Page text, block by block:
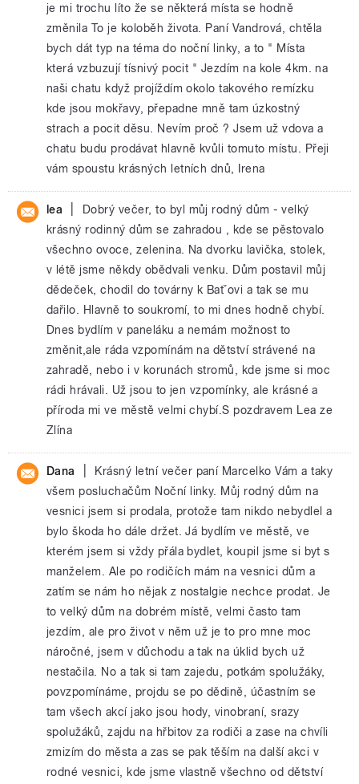
je mi trochu líto že se některá místa se hodně
změnila To je koloběh života. Paní Vandrová, chtěla
bych dát typ na téma do noční linky, a to " Místa
která vzbuzují tísnivý pocit " Jezdím na kole 4km. na
naši chatu když projíždím okolo takového remízku
kde jsou mokřavy, přepadne mně tam úzkostný
strach a pocit děsu. Nevím proč ? Jsem už vdova a
chatu budu prodávat hlavně kvůli tomuto místu. Přeji
vám spoustu krásných letních dnů, Irena
lea
Dobrý večer, to byl můj rodný dům - velký
krásný rodinný dům se zahradou , kde se pěstovalo
všechno ovoce, zelenina. Na dvorku lavička, stolek,
v létě jsme někdy obědvali venku. Dům postavil můj
dědeček, chodil do továrny k Batˇovi a tak se mu
dařilo. Hlavně to soukromí, to mi dnes hodně chybí.
Dnes bydlím v paneláku a nemám možnost to
změnit,ale ráda vzpomínám na dětství strávené na
zahradě, nebo i v korunách stromů, kde jsme si moc
rádi hrávali. Už jsou to jen vzpomínky, ale krásné a
příroda mi ve městě velmi chybí.S pozdravem Lea ze
Zlína
Dana
Krásný letní večer paní Marcelko Vám a taky
všem posluchačům Noční linky. Můj rodný dům na
vesnici jsem si prodala, protože tam nikdo nebydlel a
bylo škoda ho dále držet. Já bydlím ve městě, ve
kterém jsem si vždy přála bydlet, koupil jsme si byt s
manželem. Ale po rodičích mám na vesnici dům a
zatím se nám ho nějak z nostalgie nechce prodat. Je
to velký dům na dobrém místě, velmi často tam
jezdím, ale pro život v něm už je to pro mne moc
náročné, jsem v důchodu a tak na úklid bych už
nestačila. No a tak si tam zajedu, potkám spolužáky,
povzpomínáme, projdu se po dědině, účastním se
tam všech akcí jako jsou hody, vinobraní, srazy
spolužáků, zajdu na hřbitov za rodiči a zase na chvíli
zmizím do města a zas se pak těším na další akci v
rodné vesnici, kde jsme vlastně všechno od dětství